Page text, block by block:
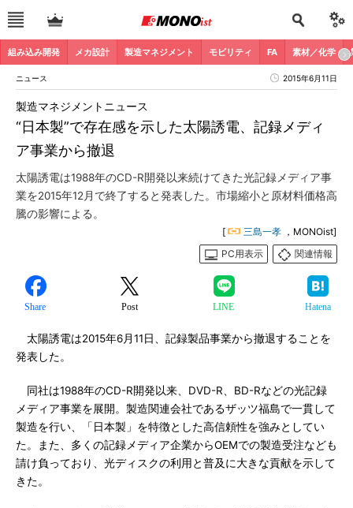
組み込み開発 メカ設計 製造マネジメント モビリティ FA 素材／化学
ニュース 2015年6月11日
“日本製”で存在感を示した太陽誘電、記録メディ
ア事業から撤退
製造マネジメントニュース
太陽誘電は1988年のCD-R開発以来続けてきた光記録メディア事
業を2015年12月で終了すると発表した。市場縮小と原材料価格高
騰の影響による。
[ 三島一孝 ，MONOist]
PC用表示
関連情報
Share Post LINE Hatena
太陽誘電は2015年6月11日、記録製品事業から撤退することを
発表した。
同社は1988年のCD-R開発以来、DVD-R、BD-Rなどの光記録
メディア事業を展開。製造関連会社であるザッツ福島で一貫して
製造を行い、「日本製」を特徴とした高信頼性を強みとしてい
た。また、多くの記録メディア企業からOEMでの製造受注なども
請け負っており、光ディスクの利用と普及に大きな貢献を示して
きた。